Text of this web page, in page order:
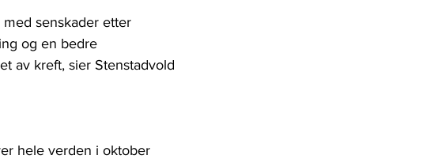
senskader etter
og en bedre
av kreft, sier Stenstadvold
hele verden i oktober